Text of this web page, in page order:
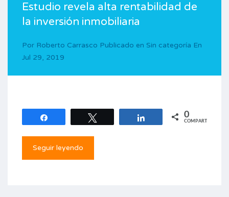
Estudio revela alta rentabilidad de
la inversión inmobiliaria
Por Roberto Carrasco Publicado en Sin categoría En
Jul 29, 2019
Compartir 0
COMPARTIR
Seguir leyendo